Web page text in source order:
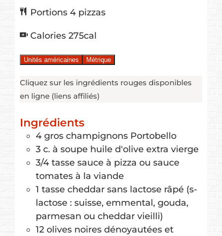
Portions 4 pizzas
Calories 275cal
Unités américaines Métrique
Cliquez sur les ingrédients rouges disponibles
en ligne (liens affiliés)
Ingrédients
4 gros champignons Portobello
3 c. à soupe huile d'olive extra vierge
3/4 tasse sauce à pizza ou sauce
tomates à la viande
1 tasse cheddar sans lactose râpé (s-
lactose : suisse, emmental, gouda,
parmesan ou cheddar vieilli)
12 olives noires dénoyautées et